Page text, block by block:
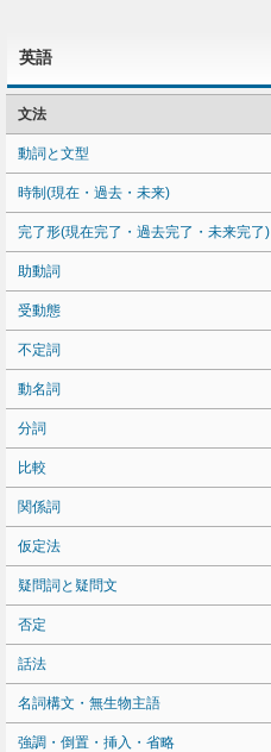
英語
文法
動詞と文型
時制(現在・過去・未来)
完了形(現在完了・過去完了・未来完了)
助動詞
受動態
不定詞
動名詞
分詞
比較
関係詞
仮定法
疑問詞と疑問文
否定
話法
名詞構文・無生物主語
強調・倒置・挿入・省略